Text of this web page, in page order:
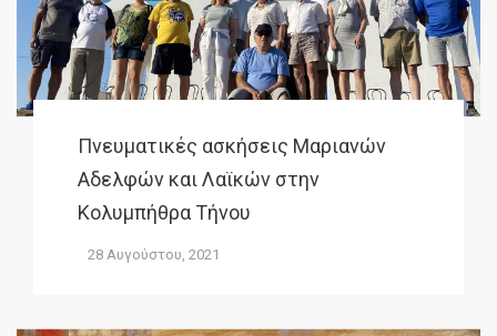
Πνευματικές ασκήσεις Μαριανών
Αδελφών και Λαϊκών στην
Κολυμπήθρα Τήνου
28 Αυγούστου, 2021